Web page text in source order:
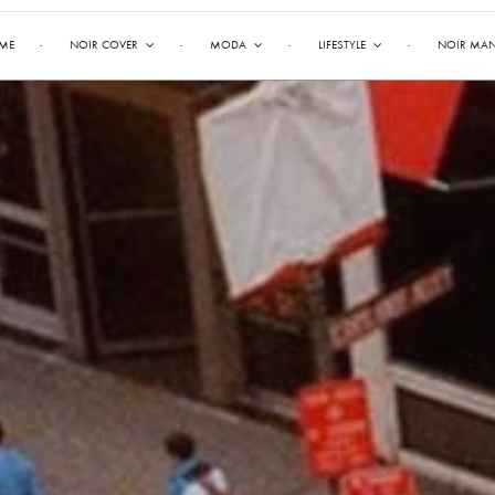
NOIR COVER MODA LIFESTYLE NOIR